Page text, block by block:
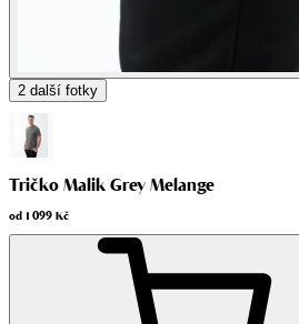
2 další fotky
Tričko Malik Grey Melange
od 1 099 Kč